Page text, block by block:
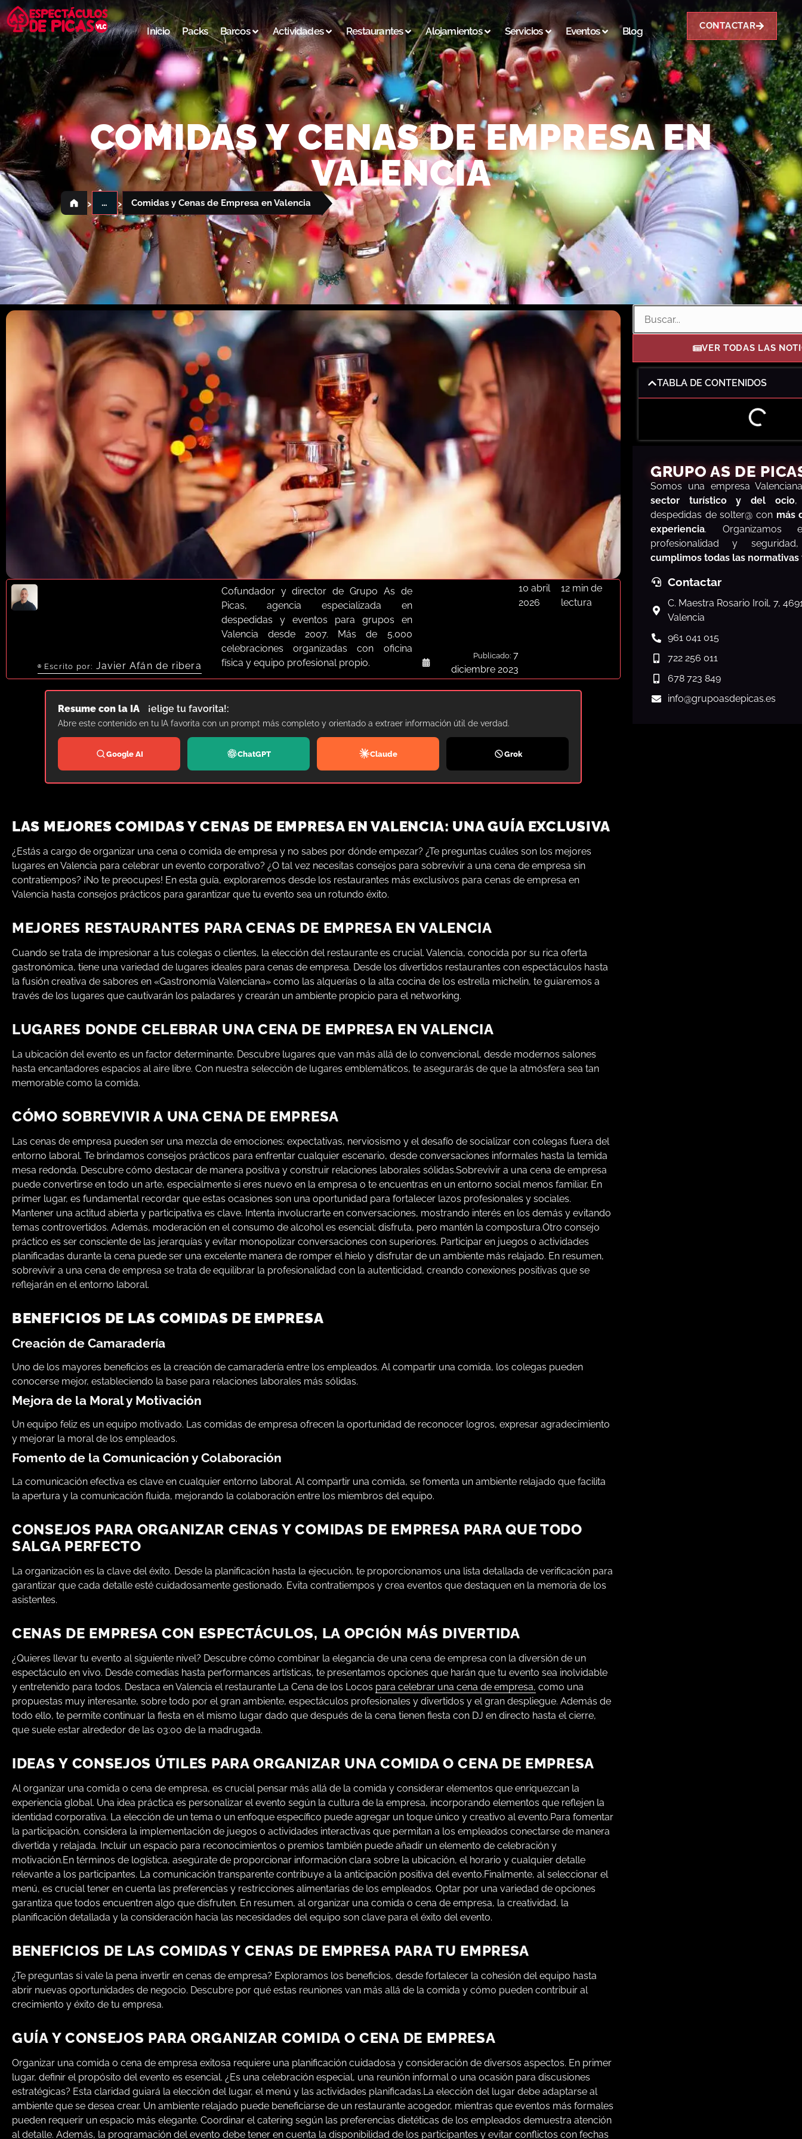
Inicio Packs Barcos Actividades Restaurantes Alojamientos Servicios Eventos Blog CONTACTAR
COMIDAS Y CENAS DE EMPRESA EN
VALENCIA
› … › Comidas y Cenas de Empresa en Valencia
Escrito por: Javier Afán de ribera
Cofundador y director de Grupo As de
Picas, agencia especializada en
despedidas y eventos para grupos en
Valencia desde 2007. Más de 5.000
celebraciones organizadas con oficina
física y equipo profesional propio.
Publicado: 7
diciembre 2023
10 abril
2026
12 min de
lectura
Resume con la IA ¡elige tu favorita!:
Abre este contenido en tu IA favorita con un prompt más completo y orientado a extraer información útil de verdad.
Google AI ChatGPT Claude Grok
LAS MEJORES COMIDAS Y CENAS DE EMPRESA EN VALENCIA: UNA GUÍA EXCLUSIVA
¿Estás a cargo de organizar una cena o comida de empresa y no sabes por dónde empezar? ¿Te preguntas cuáles son los mejores
lugares en Valencia para celebrar un evento corporativo? ¿O tal vez necesitas consejos para sobrevivir a una cena de empresa sin
contratiempos? ¡No te preocupes! En esta guía, exploraremos desde los restaurantes más exclusivos para cenas de empresa en
Valencia hasta consejos prácticos para garantizar que tu evento sea un rotundo éxito.
MEJORES RESTAURANTES PARA CENAS DE EMPRESA EN VALENCIA
Cuando se trata de impresionar a tus colegas o clientes, la elección del restaurante es crucial. Valencia, conocida por su rica oferta
gastronómica, tiene una variedad de lugares ideales para cenas de empresa. Desde los divertidos restaurantes con espectáculos hasta
la fusión creativa de sabores en «Gastronomía Valenciana» como las alquerías o la alta cocina de los estrella michelin, te guiaremos a
través de los lugares que cautivarán los paladares y crearán un ambiente propicio para el networking.
LUGARES DONDE CELEBRAR UNA CENA DE EMPRESA EN VALENCIA
La ubicación del evento es un factor determinante. Descubre lugares que van más allá de lo convencional, desde modernos salones
hasta encantadores espacios al aire libre. Con nuestra selección de lugares emblemáticos, te asegurarás de que la atmósfera sea tan
memorable como la comida.
CÓMO SOBREVIVIR A UNA CENA DE EMPRESA
Las cenas de empresa pueden ser una mezcla de emociones: expectativas, nerviosismo y el desafío de socializar con colegas fuera del
entorno laboral. Te brindamos consejos prácticos para enfrentar cualquier escenario, desde conversaciones informales hasta la temida
mesa redonda. Descubre cómo destacar de manera positiva y construir relaciones laborales sólidas.Sobrevivir a una cena de empresa
puede convertirse en todo un arte, especialmente si eres nuevo en la empresa o te encuentras en un entorno social menos familiar. En
primer lugar, es fundamental recordar que estas ocasiones son una oportunidad para fortalecer lazos profesionales y sociales.
Mantener una actitud abierta y participativa es clave. Intenta involucrarte en conversaciones, mostrando interés en los demás y evitando
temas controvertidos. Además, moderación en el consumo de alcohol es esencial; disfruta, pero mantén la compostura.Otro consejo
práctico es ser consciente de las jerarquías y evitar monopolizar conversaciones con superiores. Participar en juegos o actividades
planificadas durante la cena puede ser una excelente manera de romper el hielo y disfrutar de un ambiente más relajado. En resumen,
sobrevivir a una cena de empresa se trata de equilibrar la profesionalidad con la autenticidad, creando conexiones positivas que se
reflejarán en el entorno laboral.
BENEFICIOS DE LAS COMIDAS DE EMPRESA
Creación de Camaradería
Uno de los mayores beneficios es la creación de camaradería entre los empleados. Al compartir una comida, los colegas pueden
conocerse mejor, estableciendo la base para relaciones laborales más sólidas.
Mejora de la Moral y Motivación
Un equipo feliz es un equipo motivado. Las comidas de empresa ofrecen la oportunidad de reconocer logros, expresar agradecimiento
y mejorar la moral de los empleados.
Fomento de la Comunicación y Colaboración
La comunicación efectiva es clave en cualquier entorno laboral. Al compartir una comida, se fomenta un ambiente relajado que facilita
la apertura y la comunicación fluida, mejorando la colaboración entre los miembros del equipo.
CONSEJOS PARA ORGANIZAR CENAS Y COMIDAS DE EMPRESA PARA QUE TODO
SALGA PERFECTO
La organización es la clave del éxito. Desde la planificación hasta la ejecución, te proporcionamos una lista detallada de verificación para
garantizar que cada detalle esté cuidadosamente gestionado. Evita contratiempos y crea eventos que destaquen en la memoria de los
asistentes.
CENAS DE EMPRESA CON ESPECTÁCULOS, LA OPCIÓN MÁS DIVERTIDA
¿Quieres llevar tu evento al siguiente nivel? Descubre cómo combinar la elegancia de una cena de empresa con la diversión de un
espectáculo en vivo. Desde comedias hasta performances artísticas, te presentamos opciones que harán que tu evento sea inolvidable
y entretenido para todos. Destaca en Valencia el restaurante La Cena de los Locos para celebrar una cena de empresa, como una
propuestas muy interesante, sobre todo por el gran ambiente, espectáculos profesionales y divertidos y el gran despliegue. Además de
todo ello, te permite continuar la fiesta en el mismo lugar dado que después de la cena tienen fiesta con DJ en directo hasta el cierre,
que suele estar alrededor de las 03:00 de la madrugada.
IDEAS Y CONSEJOS ÚTILES PARA ORGANIZAR UNA COMIDA O CENA DE EMPRESA
Al organizar una comida o cena de empresa, es crucial pensar más allá de la comida y considerar elementos que enriquezcan la
experiencia global. Una idea práctica es personalizar el evento según la cultura de la empresa, incorporando elementos que reflejen la
identidad corporativa. La elección de un tema o un enfoque específico puede agregar un toque único y creativo al evento.Para fomentar
la participación, considera la implementación de juegos o actividades interactivas que permitan a los empleados conectarse de manera
divertida y relajada. Incluir un espacio para reconocimientos o premios también puede añadir un elemento de celebración y
motivación.En términos de logística, asegúrate de proporcionar información clara sobre la ubicación, el horario y cualquier detalle
relevante a los participantes. La comunicación transparente contribuye a la anticipación positiva del evento.Finalmente, al seleccionar el
menú, es crucial tener en cuenta las preferencias y restricciones alimentarias de los empleados. Optar por una variedad de opciones
garantiza que todos encuentren algo que disfruten. En resumen, al organizar una comida o cena de empresa, la creatividad, la
planificación detallada y la consideración hacia las necesidades del equipo son clave para el éxito del evento.
BENEFICIOS DE LAS COMIDAS Y CENAS DE EMPRESA PARA TU EMPRESA
¿Te preguntas si vale la pena invertir en cenas de empresa? Exploramos los beneficios, desde fortalecer la cohesión del equipo hasta
abrir nuevas oportunidades de negocio. Descubre por qué estas reuniones van más allá de la comida y cómo pueden contribuir al
crecimiento y éxito de tu empresa.
GUÍA Y CONSEJOS PARA ORGANIZAR COMIDA O CENA DE EMPRESA
Organizar una comida o cena de empresa exitosa requiere una planificación cuidadosa y consideración de diversos aspectos. En primer
lugar, definir el propósito del evento es esencial. ¿Es una celebración especial, una reunión informal o una ocasión para discusiones
estratégicas? Esta claridad guiará la elección del lugar, el menú y las actividades planificadas.La elección del lugar debe adaptarse al
ambiente que se desea crear. Un ambiente relajado puede beneficiarse de un restaurante acogedor, mientras que eventos más formales
pueden requerir un espacio más elegante. Coordinar el catering según las preferencias dietéticas de los empleados demuestra atención
al detalle. Además, la programación del evento debe tener en cuenta la disponibilidad de los participantes y evitar conflictos con fechas
VER TODAS LAS
TABLA DE CONTENIDOS
GRUPO AS DE
Somos una empresa
sector turístico y del ocio,
despedidas de solter@ con más
experiencia. Organizamos
profesionalidad y
cumplimos todas las
Contactar
C. Maestra Rosario Iroil, 7,
Valencia
961 041 015
722 256 011
678 723 849
info@grupoasdepicas.es